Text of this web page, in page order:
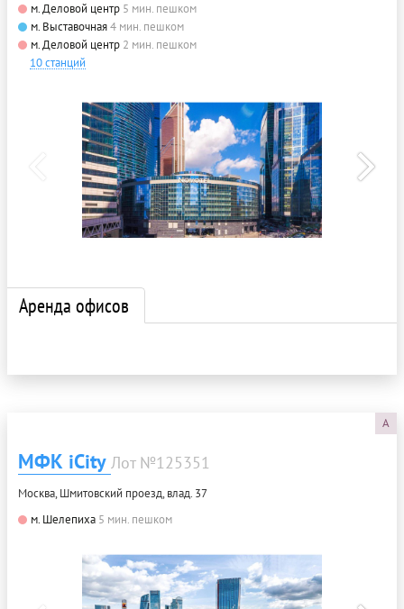
м. Деловой центр 5 мин. пешком
м. Выставочная4 мин. пешком
м. Деловой центр 2 мин. пешком
10 станций
Аренда офисов
A
МФК iCity Лот №125351
Москва, Шмитовский проезд, влад. 37
м. Шелепиха 5 мин. пешком